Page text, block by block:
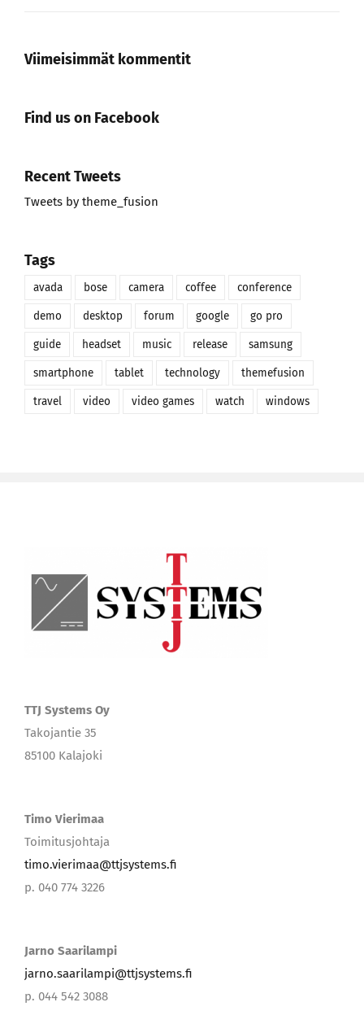
Viimeisimmät kommentit
Find us on Facebook
Recent Tweets
Tweets by theme_fusion
Tags
avada bose camera coffee conference
demo desktop forum google go pro
guide headset music release samsung
smartphone tablet technology themefusion
travel video video games watch windows
TTJ Systems Oy
Takojantie 35
85100 Kalajoki
Timo Vierimaa
Toimitusjohtaja
timo.vierimaa@ttjsystems.fi
p. 040 774 3226
Jarno Saarilampi
jarno.saarilampi@ttjsystems.fi
p. 044 542 3088